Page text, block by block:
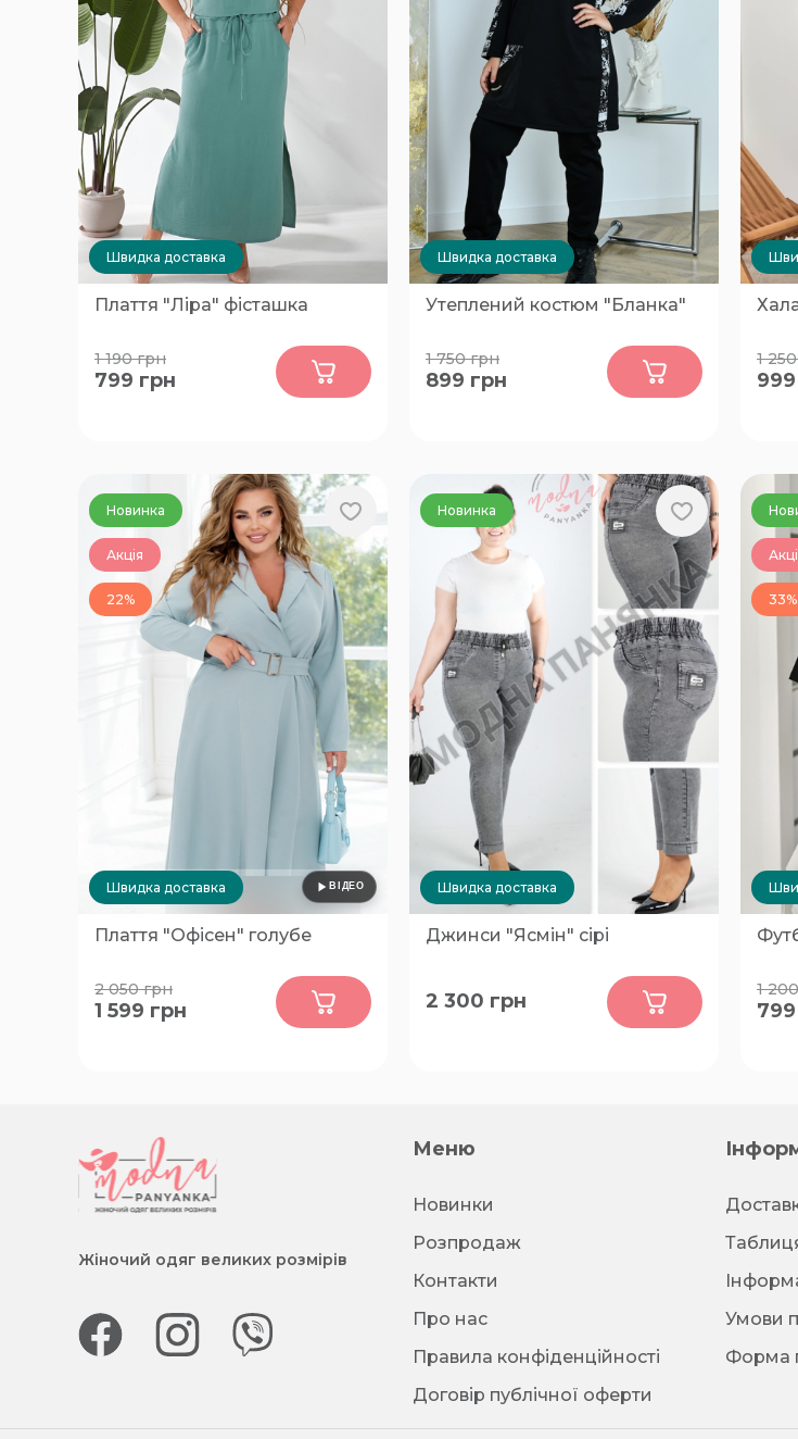
Швидка доставка
Плаття "Ліра" фісташка
58-60
1 190грн
799 грн
Швидка доставка
Утеплений костюм "Бланка"
56
1 750грн
899 грн 62
1 250
999
Новинка
Акція
22%
Швидка доставка
Плаття "Офісен" голубе
52-54
2 050грн
1 599 грн
Новинка
Швидка доставка
Джинси "Ясмін" сірі
2 300 грн
33%
60-
1 200
799
Жіночий одяг великих розмірів
Меню
Новинки
Розпродаж
Контакти
Про нас
Правила конфіденційності
Договір публічної оферти
Умови
Форма